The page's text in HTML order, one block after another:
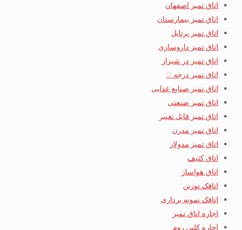
اتاق تمیز اصفهان
اتاق تمیز بیمارستان
اتاق تمیز پرتابل
اتاق تمیز داروسازی
اتاق تمیز در شیراز
اتاق تمیز درجه D
اتاق تمیز صنایع غذایی
اتاق تمیز صنعتی
اتاق تمیز قابل تغییر
اتاق تمیز مدرن
اتاق تمیز مدولار
اتاق کثیف
اتاق هواساز
اتاقک توزین
اتاقک نمونه برداری
اجاره اتاق تمیز
اجاره کلین روم